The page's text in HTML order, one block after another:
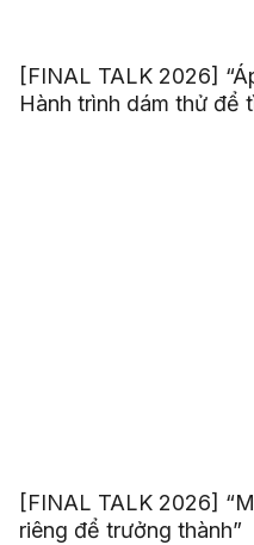
[FINAL TALK 2026]
Hành trình dám thử để
[FINAL TALK 2026]
riêng để trưởng thành”